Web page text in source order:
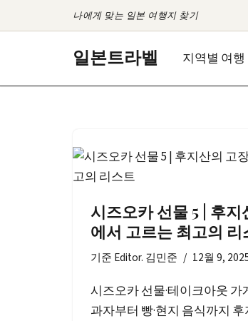
나에게 맞는 일본 여행지 찾기
일본트라벨 지역별 여행
시즈오카 선물 5 | 후지
에서 고르는 최고의 리
기준 Editor. 김민준 12월 9,
시즈오카 선물·테이크아웃 가
과자부터 빵·현지 음식까지